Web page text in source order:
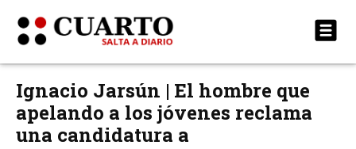
Ignacio Jarsún | El hombre que
apelando a los jóvenes reclama
una candidatura a